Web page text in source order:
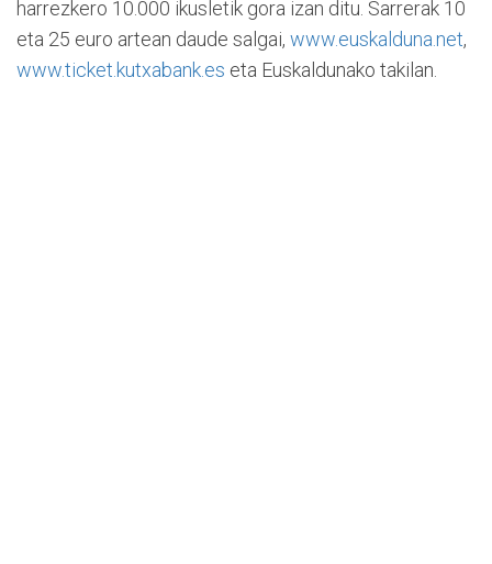
harrezkero 10.000 ikusletik gora izan ditu. Sarrerak 10
eta 25 euro artean daude salgai, www.euskalduna.net,
www.ticket.kutxabank.es eta Euskaldunako takilan.